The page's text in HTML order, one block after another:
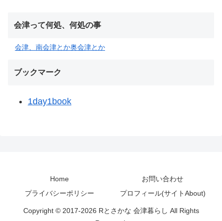
会津って何処、何処の事
会津、南会津とか奥会津とか
ブックマーク
1day1book
Home
お問い合わせ
プライバシーポリシー
プロフィール(サイトAbout)
Copyright © 2017-2026 Rとさかな 会津暮らし All Rights